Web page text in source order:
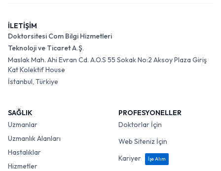
İLETİŞİM
Doktorsitesi Com Bilgi Hizmetleri
Teknoloji ve Ticaret A.Ş.
Maslak Mah. Ahi Evran Cd. A.O.S 55 Sokak No:2 Aksoy Plaza Giriş
Kat Kolektif House
İstanbul, Türkiye
SAĞLIK
Uzmanlar
Uzmanlık Alanları
Hastalıklar
Hizmetler
PROFESYONELLER
Doktorlar İçin
Web Siteniz İçin
Kariyer
İşe Alım